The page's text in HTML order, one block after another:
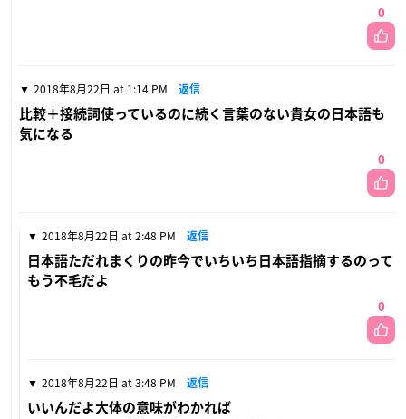
0
2018年8月22日 at 1:14 PM 返信
比較＋接続詞使っているのに続く言葉のない貴女の日本語も
気になる
0
2018年8月22日 at 2:48 PM 返信
日本語ただれまくりの昨今でいちいち日本語指摘するのって
もう不毛だよ
0
2018年8月22日 at 3:48 PM 返信
いいんだよ大体の意味がわかれば